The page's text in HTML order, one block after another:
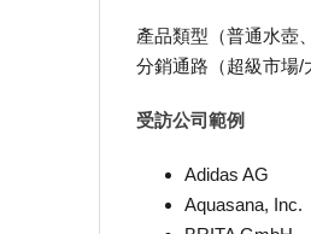
產品類型（普通水壺
分銷通路（超級市場/
受訪公司範例
Adidas AG
Aquasana, Inc.